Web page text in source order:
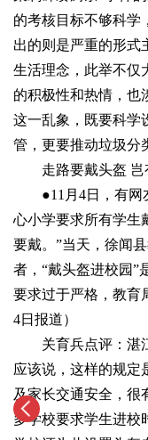
的考核目标不够科学
出的则是严重的形式
生活理念，此举不仅
的积极性和热情，也
这一乱象，既要科学
管，更要推动垃圾分
走路要戴头盔 岂
●11月4日，有
心小学要求所有学生
要戴。”当天，徐闻
者，“戴头盔进校园”
要求过于严格，教育
4日报道）
关育兵点评：湛
应该说，这样的规定
及家长交通安全，很
多学校要求学生进校